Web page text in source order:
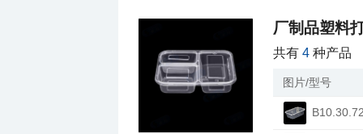
厂制品塑料
共有4 种产品
图片/型号